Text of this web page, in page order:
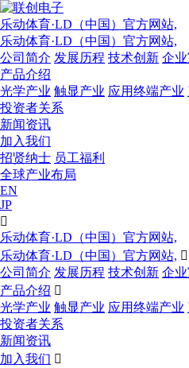
乐动体育·LD（中国）官方网站,
乐动体育·LD（中国）官方网站,
公司简介 发展历程 技术创新 企
产品介绍
光学产业 触显产业 应用终端产业
投资者关系
新闻资讯
加入我们
招贤纳士 员工福利
全球产业布局
EN
JP

乐动体育·LD（中国）官方网站,
乐动体育·LD（中国）官方网站, 
公司简介 发展历程 技术创新 企
产品介绍 
光学产业 触显产业 应用终端产业
投资者关系
新闻资讯
加入我们 